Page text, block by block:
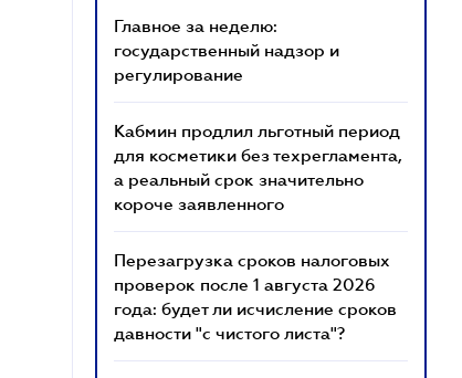
Главное за неделю:
государственный надзор и
регулирование
Кабмин продлил льготный период
для косметики без техрегламента,
а реальный срок значительно
короче заявленного
Перезагрузка сроков налоговых
проверок после 1 августа 2026
года: будет ли исчисление сроков
давности "с чистого листа"?